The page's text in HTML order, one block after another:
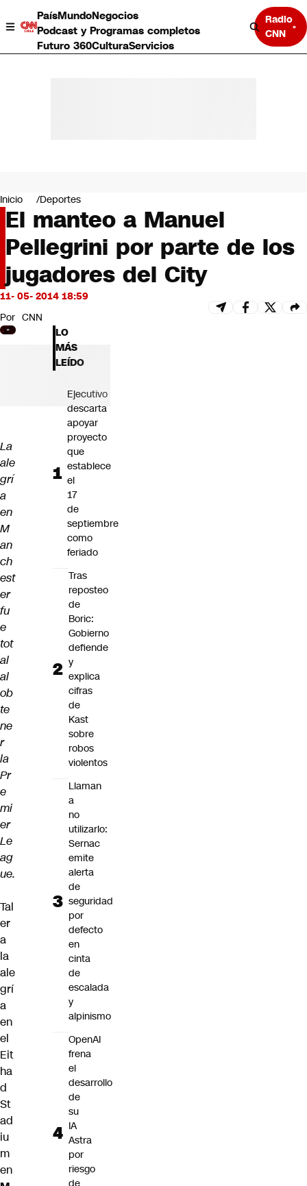
PaísMundoNegocios
Podcast y Programas completos
Futuro 360CulturaServicios
Radio
CNN
Negocios
Deportes
Programas completos
Cultura
Servicios
Bits
CNN Data
CNN tiempo
Futuro 360
Opinión
Inicio Deportes
El manteo a Manuel
Pellegrini por parte de los
jugadores del City
11- 05- 2014 18:59
Por CNN
La
ale
grí
a
en
M
an
ch
est
er
fu
e
tot
al
al
ob
te
ne
r
la
Pr
e
mi
er
Le
ag
ue.
Tal
er
a
la
ale
grí
a
en
el
Eit
ha
d
St
ad
iu
m
en
LO
MÁS
LEÍDO
Ejecutivo
descarta
apoyar
proyecto
que
establece
el
17
de
septiembre
como
feriado
Tras
reposteo
de
Boric:
Gobierno
defiende
y
explica
cifras
de
Kast
sobre
robos
violentos
Llaman
a
no
utilizarlo:
Sernac
emite
alerta
de
seguridad
por
defecto
en
cinta
de
escalada
y
alpinismo
OpenAI
frena
el
desarrollo
de
su
IA
Astra
por
riesgo
de